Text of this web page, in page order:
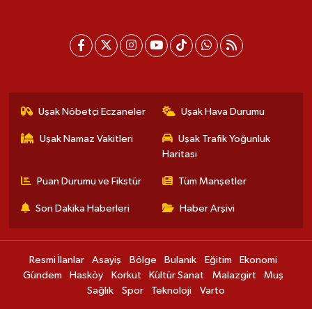
Uşak Nöbetçi Eczaneler Uşak Hava Durumu
Uşak Namaz Vakitleri
Uşak Trafik Yoğunluk
Haritası
Puan Durumu ve Fikstür Tüm Manşetler
Son Dakika Haberleri Haber Arşivi
Resmi İlanlar Asayiş Bölge Bulanık Eğitim
Ekonomi
Gündem
Hasköy Korkut Kültür Sanat Malazgirt
Muş
Sağlık
Spor Teknoloji Varto